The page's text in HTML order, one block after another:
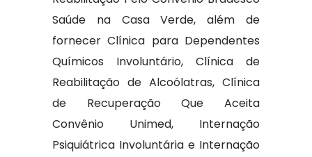
Saúde na Casa Verde, além de
fornecer Clínica para Dependentes
Químicos Involuntário, Clínica de
Reabilitação de Alcoólatras, Clínica
de Recuperação Que Aceita
Convênio Unimed, Internação
Psiquiátrica Involuntária e Internação